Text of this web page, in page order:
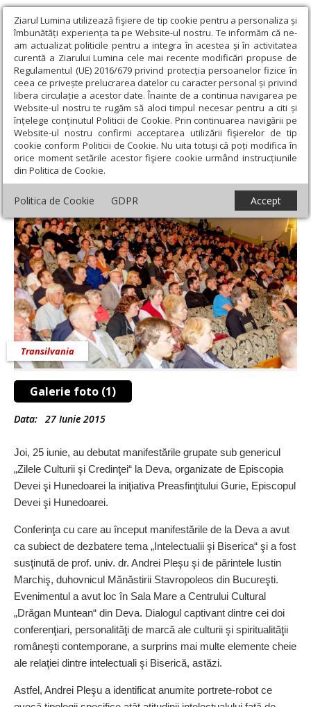
Ziarul Lumina utilizează fişiere de tip cookie pentru a personaliza și
îmbunătăți experiența ta pe Website-ul nostru. Te informăm că ne-
am actualizat politicile pentru a integra în acestea și în activitatea
curentă a Ziarului Lumina cele mai recente modificări propuse de
Regulamentul (UE) 2016/679 privind protecția persoanelor fizice în
ceea ce privește prelucrarea datelor cu caracter personal și privind
libera circulație a acestor date. Înainte de a continua navigarea pe
Website-ul nostru te rugăm să aloci timpul necesar pentru a citi și
înțelege conținutul Politicii de Cookie. Prin continuarea navigării pe
Website-ul nostru confirmi acceptarea utilizării fişierelor de tip
cookie conform Politicii de Cookie. Nu uita totuși că poți modifica în
orice moment setările acestor fişiere cookie urmând instrucțiunile
din Politica de Cookie.
Politica de Cookie GDPR Accept
Ziarul Lumina › Regionale › Transilvania › Conferinţa
„Intelectualii şi Biserica“, la Deva
Conferinţa „Intelectualii şi Biserica“, la Deva
Galerie foto (1)
Transilvania
Data: 27 Iunie 2015
Joi, 25 iunie, au debutat manifestările grupate sub genericul
„Zilele Culturii şi Credinţei“ la Deva, organizate de Episcopia
Devei şi Hunedoarei la iniţiativa Preasfinţitului Gurie, Episcopul
Devei şi Hunedoarei.
Conferinţa cu care au început manifestările de la Deva a avut
ca subiect de dezbatere tema „Intelectualii şi Biserica“ şi a fost
susţinută de prof. univ. dr. Andrei Pleşu şi de părintele Iustin
Marchiş, duhovnicul Mănăstirii Stavropoleos din Bucureşti.
Evenimentul a avut loc în Sala Mare a Centrului Cultural
„Drăgan Muntean“ din Deva. Dialogul captivant dintre cei doi
conferenţiari, personalităţi de marcă ale culturii şi spiritualităţii
româneşti contemporane, a surprins mai multe elemente cheie
ale relaţiei dintre intelectuali şi Biserică, astăzi.
Astfel, Andrei Pleşu a identificat anumite portrete-robot ce